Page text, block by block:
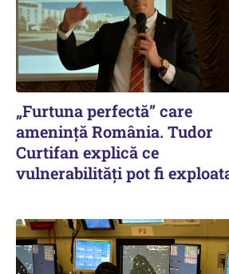
„Furtuna perfectă” care
amenință România. Tudor
Curtifan explică ce
vulnerabilități pot fi